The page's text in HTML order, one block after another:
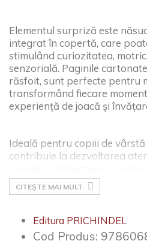
Elementul surpriză este
integrat în copertă, care
stimulând curiozitatea,
senzorială. Paginile
răsfoit, sunt perfecte pentru
transformând fiecare
experiență de joacă și
Ideală pentru copiii de
contribuie la dezvoltarea
același timp multă veselie și
CITEȘTE MAI MULT
Editura PRICHINDEL
Cod Produs: